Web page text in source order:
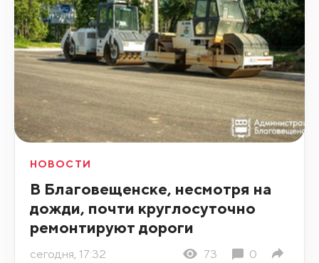
НОВОСТИ
В Благовещенске, несмотря на
дожди, почти круглосуточно
ремонтируют дороги
сегодня, 17:32 73 0